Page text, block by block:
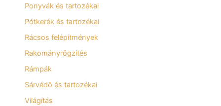
Ponyvák és tartozékai
Pótkerék és tartozékai
Rácsos felépítmények
Rakományrögzítés
Rámpák
Sárvédő és tartozékai
Világítás